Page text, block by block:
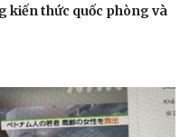
kiến thức quốc phòng và